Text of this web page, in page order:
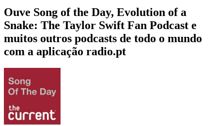
Ouve Song of the Day, Evolution of a
Snake: The Taylor Swift Fan Podcast e
muitos outros podcasts de todo o mundo
com a aplicação radio.pt